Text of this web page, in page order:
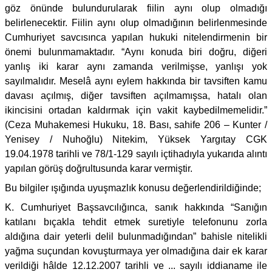
göz önünde bulundurularak fiilin aynı olup olmadığı
belirlenecektir. Fiilin aynı olup olmadığının belirlenmesinde
Cumhuriyet savcısınca yapılan hukuki nitelendirmenin bir
önemi bulunmamaktadır. “Aynı konuda biri doğru, diğeri
yanlış iki karar aynı zamanda verilmişse, yanlışı yok
sayılmalıdır. Meselâ aynı eylem hakkında bir tavsiften kamu
davası açılmış, diğer tavsiften açılmamışsa, hatalı olan
ikincisini ortadan kaldırmak için vakit kaybedilmemelidir.”
(Ceza Muhakemesi Hukuku, 18. Bası, sahife 206 – Kunter /
Yenisey / Nuhoğlu) Nitekim, Yüksek Yargıtay CGK
19.04.1978 tarihli ve 78/1-129 sayılı içtihadıyla yukarıda alıntı
yapılan görüş doğrultusunda karar vermiştir.
Bu bilgiler ışığında uyuşmazlık konusu değerlendirildiğinde;
K. Cumhuriyet Başsavcılığınca, sanık hakkında “Sanığın
katılanı bıçakla tehdit etmek suretiyle telefonunu zorla
aldığına dair yeterli delil bulunmadığından” bahisle nitelikli
yağma suçundan kovuşturmaya yer olmadığına dair ek karar
verildiği hâlde 12.12.2007 tarihli ve ... sayılı iddianame ile